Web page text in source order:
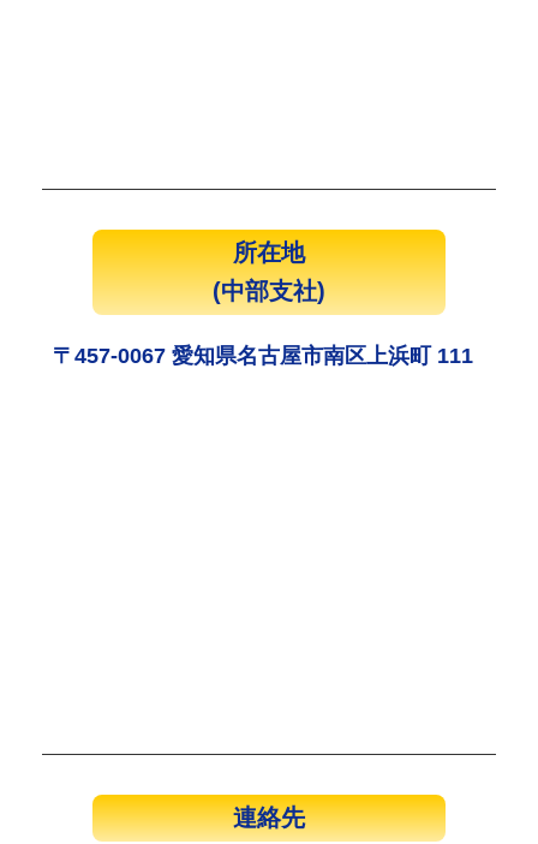
所在地
(中部支社)
〒457-0067 愛知県名古屋市南区上浜町 111
連絡先